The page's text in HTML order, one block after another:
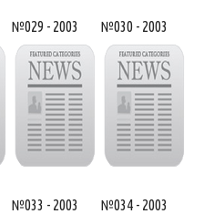
№029 - 2003 №030 - 2003
№033 - 2003 №034 - 2003